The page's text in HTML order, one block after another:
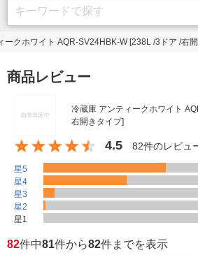
ークホワイト AQR-SV24HBK-W [238L /3ドア /右
商品レビュー
冷蔵庫 アンティークホワイト
右開きタイプ]
4.5 82件のレビュ
星5
星4
星3
星2
星1
82件中81件から82件までを表示